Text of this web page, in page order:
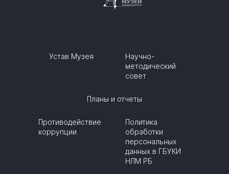
Устав Музея
Научно-
методический
совет
Планы и отчеты
Противодействие
коррупции
Политика
обработки
персональных
данных в ГБУКИ
НЛМ РБ